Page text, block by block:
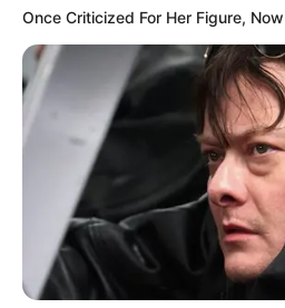
Once Criticized For Her Figure,